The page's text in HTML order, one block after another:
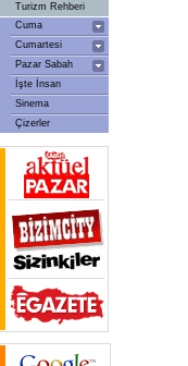
Turizm Rehberi
Cuma
Cumartesi
Pazar Sabah
İşte İnsan
Sinema
Çizerler